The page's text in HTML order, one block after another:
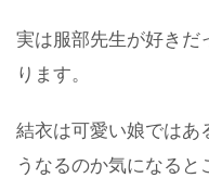
実は服部先生が好きだ
ります。
結衣は可愛い娘ではあ
うなるのか気になると